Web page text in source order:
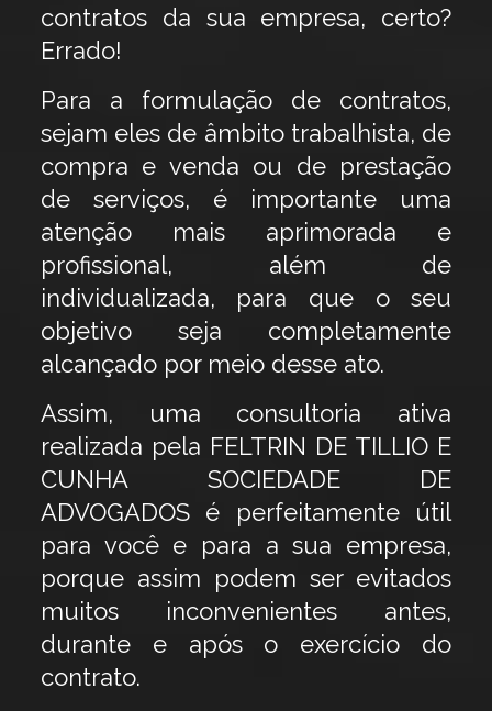
contratos da sua empresa, certo?
Errado!
Para a formulação de contratos,
sejam eles de âmbito trabalhista, de
compra e venda ou de prestação
de serviços, é importante uma
atenção mais aprimorada e
profissional, além de
individualizada, para que o seu
objetivo seja completamente
alcançado por meio desse ato.
Assim, uma consultoria ativa
realizada pela FELTRIN DE TILLIO E
CUNHA SOCIEDADE DE
ADVOGADOS é perfeitamente útil
para você e para a sua empresa,
porque assim podem ser evitados
muitos inconvenientes antes,
durante e após o exercício do
contrato.